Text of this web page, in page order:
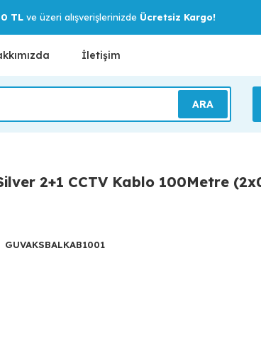
TLve üzeri alışverişlerinizde Ücretsiz Kargo!
İletişim
ARA
2+1 CCTV Kablo 100Metre
GUVAKSBALKAB1001